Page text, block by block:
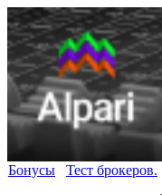
Бонусы Тест брокеров.